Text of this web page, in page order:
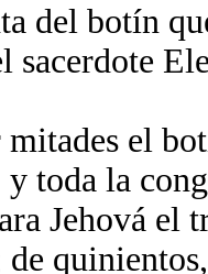
del botín
sacerdote
el
y toda la
Jehová el